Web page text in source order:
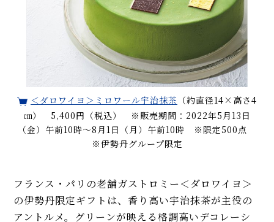
＜ダロワイヨ＞ミロワール宇治抹茶 （約直径14×高さ4
㎝） 5,400円（税込） ※販売期間：2022年5月13日
（金）午前10時～8月1日（月）午前10時 ※限定500点
※伊勢丹グループ限定
フランス・パリの老舗ガストロミー＜ダロワイヨ＞
の伊勢丹限定ギフトは、香り高い宇治抹茶が主役の
アントルメ。グリーンが映える格調高いデコレーシ